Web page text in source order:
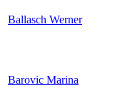
Ballasch Werner
Barovic Marina